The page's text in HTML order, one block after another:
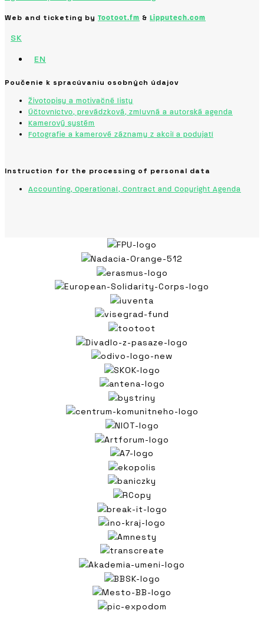
Web and ticketing by Tootoot.fm & Lipputech.com
SK
EN
Poučenie k spracúvaniu osobných údajov
Životopisy a motivačné listy
Účtovníctvo, prevádzková, zmluvná a autorská agenda
Kamerový systém
Fotografie a kamerové záznamy z akcií a podujatí
Instruction for the processing of personal data
Accounting, Operational, Contract and Copyright Agenda